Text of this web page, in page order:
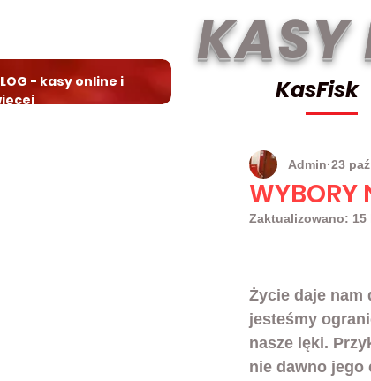
- kasy online i
KASY
KasFisk
WYBORY
Admin 23
Zaktualizowano: 15
Życie daje nam
jesteśmy
nasze lęki.
nie dawno jego